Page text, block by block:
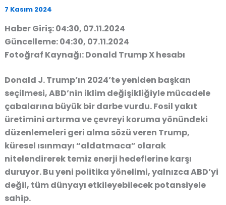
7 Kasım 2024
Haber Giriş: 04:30, 07.11.2024
Güncelleme: 04:30, 07.11.2024
Fotoğraf Kaynağı: Donald Trump X hesabı
Donald J. Trump’ın 2024’te yeniden başkan
seçilmesi, ABD’nin iklim değişikliğiyle mücadele
çabalarına büyük bir darbe vurdu. Fosil yakıt
üretimini artırma ve çevreyi koruma yönündeki
düzenlemeleri geri alma sözü veren Trump,
küresel ısınmayı “aldatmaca” olarak
nitelendirerek temiz enerji hedeflerine karşı
duruyor. Bu yeni politika yönelimi, yalnızca ABD’yi
değil, tüm dünyayı etkileyebilecek potansiyele
sahip.